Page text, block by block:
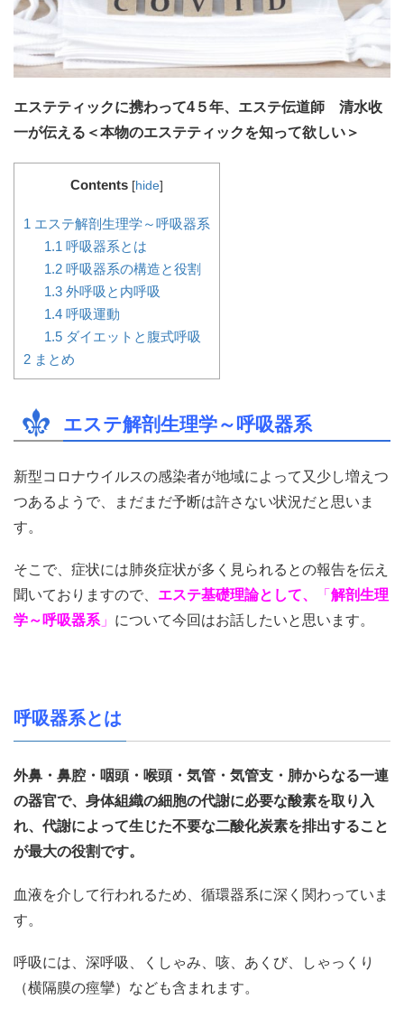
エステティックに携わって4５年、エステ伝道師 清水收
一が伝える＜本物のエステティックを知って欲しい＞
Contents [hide]
1 エステ解剖生理学～呼吸器系
1.1 呼吸器系とは
1.2呼吸器系の構造と役割
1.3外呼吸と内呼吸
1.4呼吸運動
1.5ダイエットと腹式呼吸
2 まとめ
エステ解剖生理学～呼吸器系
新型コロナウイルスの感染者が地域によって又少し増えつ
つあるようで、まだまだ予断は許さない状況だと思いま
す。
そこで、症状には肺炎症状が多く見られるとの報告を伝え
聞いておりますので、 エステ基礎理論として、 「 解剖生理
学～呼吸器系 」 について今回はお話したいと思います。
呼吸器系とは
外鼻・鼻腔・咽頭・喉頭・気管・気管支・肺からなる一連
の器官で、身体組織の細胞の代謝に必要な酸素を取り入
れ、代謝によって生じた不要な二酸化炭素を排出すること
が最大の役割です。
血液を介して行われるため、循環器系に深く関わっていま
す。
呼吸には、深呼吸、くしゃみ、咳、あくび、しゃっくり
（横隔膜の痙攣）なども含まれます。